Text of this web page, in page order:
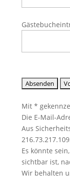
Mit *
Die E-Mail-
Aus
Es könnte
sichtbar ist,
Wir behalten